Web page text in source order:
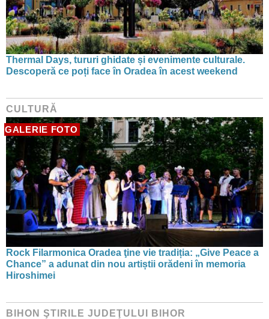
Thermal Days, tururi ghidate și evenimente culturale.
Descoperă ce poți face în Oradea în acest weekend
CULTURĂ
GALERIE FOTO
Rock Filarmonica Oradea ţine vie tradiția: „Give Peace a
Chance” a adunat din nou artiștii orădeni în memoria
Hiroshimei
BIHON ŞTIRILE JUDEŢULUI BIHOR